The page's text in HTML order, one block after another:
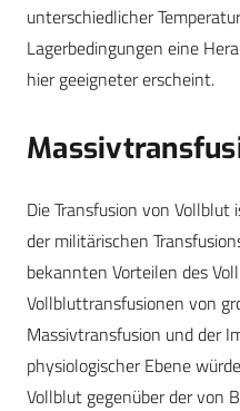
unterschiedlicher
Lagerbedingungen eine
hier geeigneter erscheint.
Die Transfusion von
der militärischen
bekannten Vorteilen des
Vollbluttransfusionen von
Massivtransfusion und der
physiologischer Ebene
Vollblut gegenüber der von